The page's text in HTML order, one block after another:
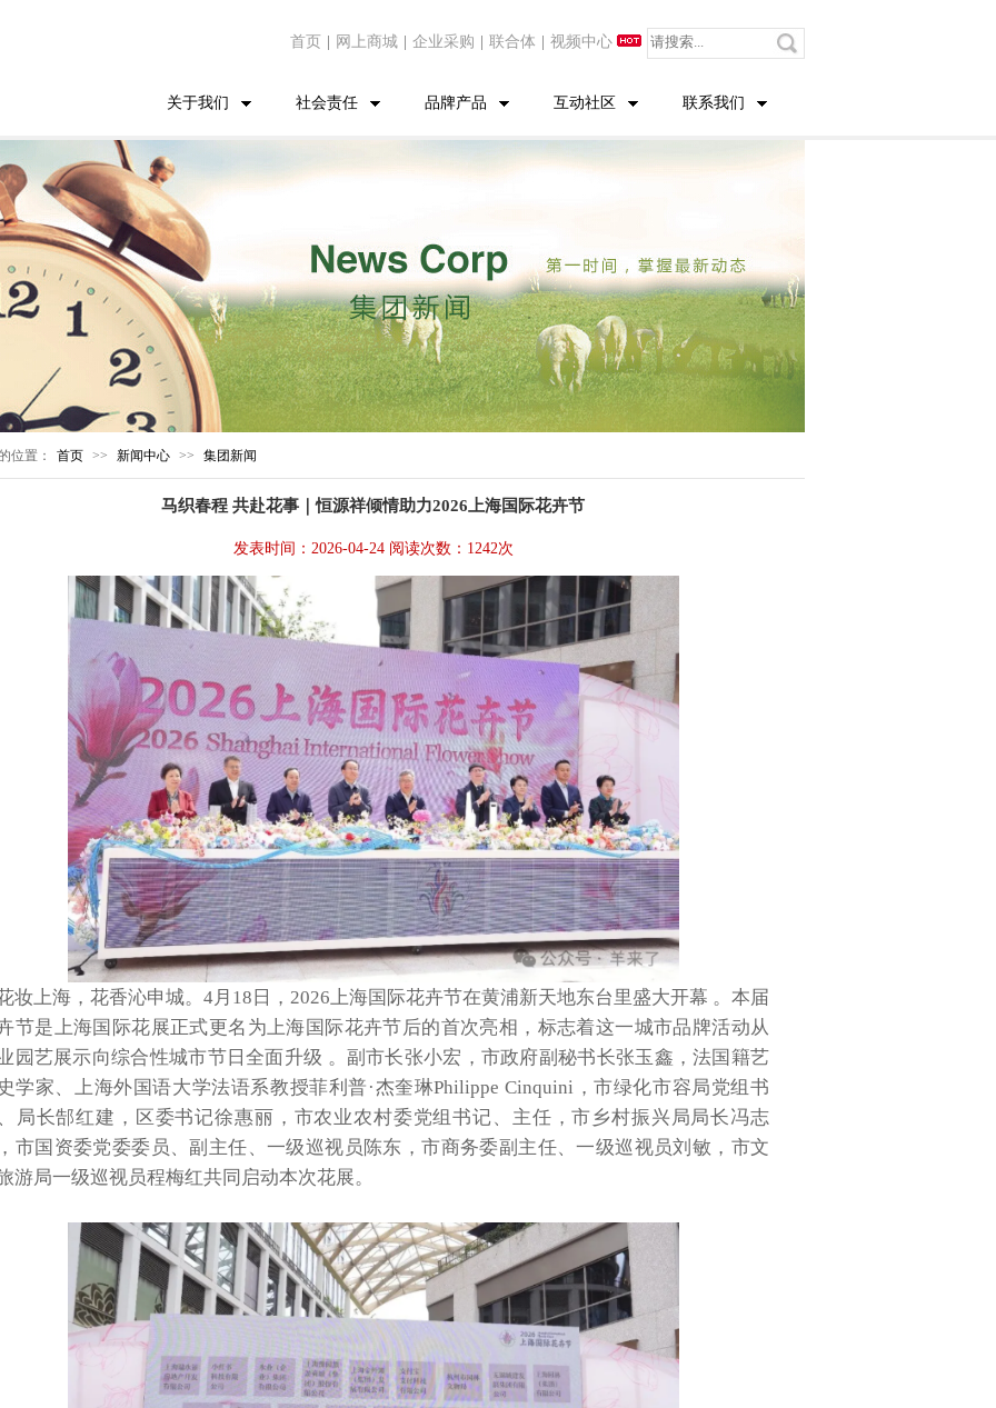
首页 网上商城 企业采购 联合体 视频中心
关于我们 社会责任 品牌产品 互动社区 联系我们
位置： 首页 >> 新闻中心 >> 集团新闻
马织春程 共赴花事｜恒源祥倾情助力2026上海国际花卉节
发表时间：2026-04-24 阅读次数：1242次
妆上海，花香沁申城。 4月18日，2026上海国际花卉节在黄浦新天地东台里盛大开幕 。本届
节是上海国际花展正式更名为上海国际花卉节后的首次亮相，标志着这一城市品牌活动从
园艺展示向综合性城市节日全面升级 。副市长张小宏，市政府副秘书长张玉鑫，法国籍艺
学家、上海外国语大学法语系教授菲利普·杰奎琳Philippe Cinquini，市绿化市容局党组书
局长郜红建，区委书记徐惠丽，市农业农村委党组书记、主任，市乡村振兴局局长冯志
市国资委党委委员、副主任、一级巡视员陈东，市商务委副主任、一级巡视员刘敏，市文
游局一级巡视员程梅红共同启动本次花展。